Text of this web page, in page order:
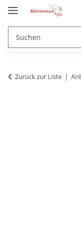
Zurück zur Liste